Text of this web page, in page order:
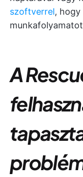
szoftverrel, hogy
A